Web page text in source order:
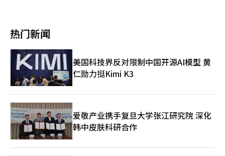
控力和“代码任命”的信号。将一位没有专业研究经验的美食专栏
作家任命为研究文化艺术和旅游产业政策的核心国策研究机构的负
责人，被认为是罕见的。在野党和部分文化界人士对黄教益的过去
言论提出质疑。他在2022年总统选举期间将尹锡悦候选人比
作“伊藤博文”，将李在明候选人比作“安重根”，并将选举称
为“与亲日派的对决”，引发多次争议。此外，他在曹国前法务部
长的妻子郑敬心教授被判有罪后，发表支持言论，称其“走在耶稣
的道路上”，引发社会反响。文广研作为文化和旅游政策的研究机
构，要求高度的专业性和政治中立性。任命一位公开表达特定政治
倾向的人士为该机构负责人是否合适，引发批评。崔辉英文体部部
长提出的“创新和飞跃”理由难以消除“报恩任命”的标签。未
来，黄教益领导下的文广研将在两个方面面临考验。首先是K文化
政策的方向。黄教益对“韩食全球化”等饮食文化表现出浓厚兴
热门新闻
美国科技界反对限制中国开源AI模型 黄
仁勋力挺Kimi K3
爱敬产业携手复旦大学张江研究院 深化
韩中皮肤科研合作